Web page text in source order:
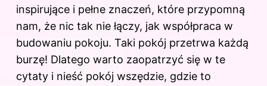
inspirujące i pełne znaczeń, które przypomną
nam, że nic tak nie łączy, jak współpraca w
budowaniu pokoju. Taki pokój przetrwa każdą
burzę! Dlatego warto zaopatrzyć się w te
cytaty i nieść pokój wszędzie, gdzie to